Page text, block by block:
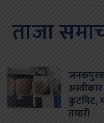
ताजा
अस्वीकार
कुटपिट,
तयारी